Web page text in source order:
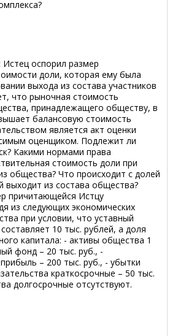
Истец оспорил размер
доли, которая ему была
выхода из состава участников
что рыночная стоимость
принадлежащего обществу, в
балансовую стоимость
является акт оценки
оценщиком. Подлежит ли
Какими нормами права
стоимость доли при
общества? Что происходит с долей
выходит из состава общества?
причитающейся Истцу
из следующих экономических
при условии, что уставный
10 тыс. рублей, а доля
капитала: - активы общества 1
фонд – 20 тыс. руб., -
– 200 тыс. руб., - убытки
краткосрочные – 50 тыс.
долгосрочные отсутствуют.